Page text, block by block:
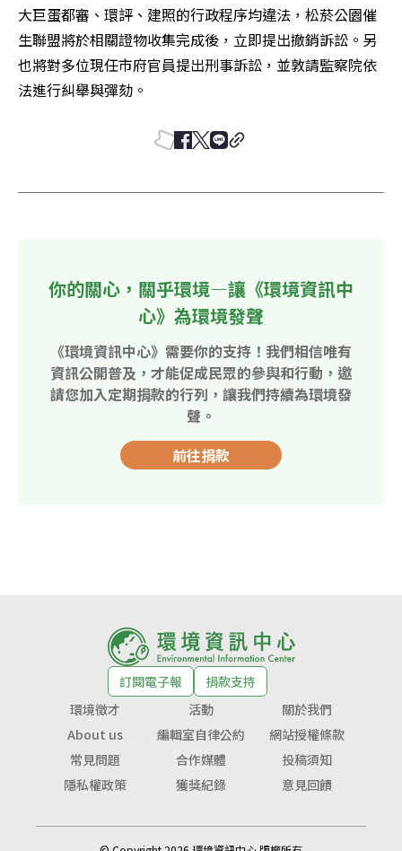
大巨蛋都審、環評、建照的行政程序均違法，松菸公園催
生聯盟將於相關證物收集完成後，立即提出撤銷訴訟。另
也將對多位現任市府官員提出刑事訴訟，並敦請監察院依
法進行糾舉與彈劾。
你的關心，關乎環境—讓《環境資訊中
心》為環境發聲
《環境資訊中心》需要你的支持！我們相信唯有
資訊公開普及，才能促成民眾的參與和行動，邀
請您加入定期捐款的行列，讓我們持續為環境發
聲。
前往捐款
訂閱電子報
捐款支持
環境徵才
活動
關於我們
About us
編輯室自律公約
網站授權條款
常見問題
合作媒體
投稿須知
隱私權政策
獲獎紀錄 意見回饋